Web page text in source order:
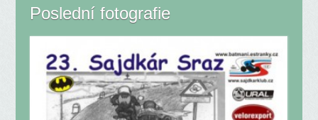
Poslední fotografie